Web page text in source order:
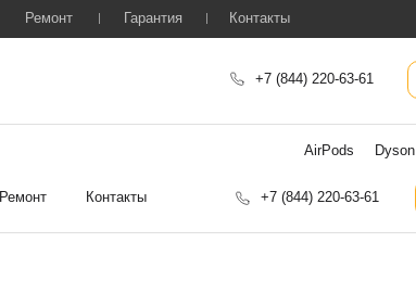
+7 (844) 220-63-61
Гарантия
Ремонт
AirPods Dyson
Контакты
+7 (844) 220-63-61
Контакты
Ремонт